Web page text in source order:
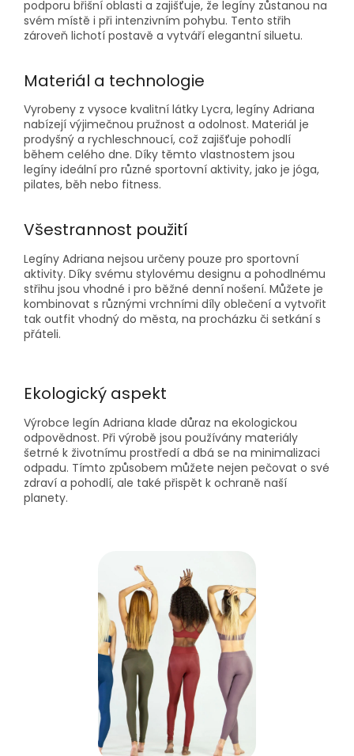
podporu břišní oblasti a zajišťuje, že legíny zůstanou na
svém místě i při intenzivním pohybu. Tento střih
zároveň lichotí postavě a vytváří elegantní siluetu.​
Materiál a technologie
Vyrobeny z vysoce kvalitní látky Lycra, legíny Adriana
nabízejí výjimečnou pružnost a odolnost. Materiál je
prodyšný a rychleschnoucí, což zajišťuje pohodlí
během celého dne. Díky těmto vlastnostem jsou
legíny ideální pro různé sportovní aktivity, jako je jóga,
pilates, běh nebo fitness.​
Všestrannost použití
Legíny Adriana nejsou určeny pouze pro sportovní
aktivity. Díky svému stylovému designu a pohodlnému
střihu jsou vhodné i pro běžné denní nošení. Můžete je
kombinovat s různými vrchními díly oblečení a vytvořit
tak outfit vhodný do města, na procházku či setkání s
přáteli.​
Ekologický aspekt
Výrobce legín Adriana klade důraz na ekologickou
odpovědnost. Při výrobě jsou používány materiály
šetrné k životnímu prostředí a dbá se na minimalizaci
odpadu. Tímto způsobem můžete nejen pečovat o své
zdraví a pohodlí, ale také přispět k ochraně naší
planety.​